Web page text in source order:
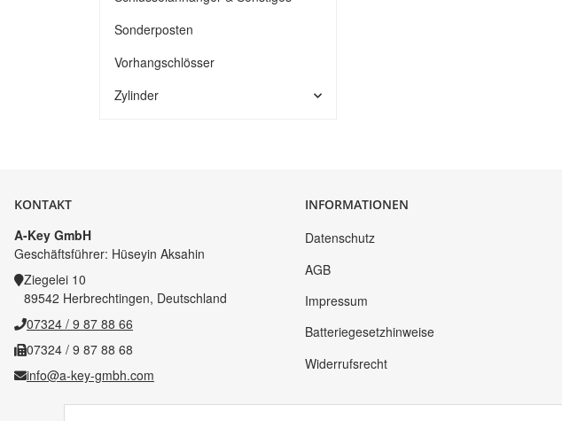
Sonderposten
Vorhangschlösser
Zylinder
KONTAKT
A-Key GmbH
Geschäftsführer: Hüseyin Aksahin
Ziegelei 10
89542 Herbrechtingen, Deutschland
07324 / 9 87 88 66
07324 / 9 87 88 68
info@a-key-gmbh.com
INFORMATIONEN
Datenschutz
AGB
Impressum
Batteriegesetzhinweise
Widerrufsrecht